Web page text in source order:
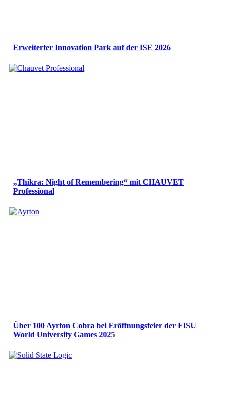
Erweiterter Innovation Park auf der ISE 2026
„Thikra: Night of Remembering“ mit CHAUVET
Professional
Über 100 Ayrton Cobra bei Eröffnungsfeier der FISU
World University Games 2025